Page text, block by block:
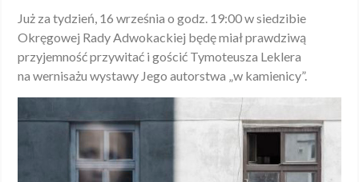
Już za tydzień, 16 września o godz. 19:00 w siedzibie
Okręgowej Rady Adwokackiej będę miał prawdziwą
przyjemność przywitać i gościć Tymoteusza Leklera
na wernisażu wystawy Jego autorstwa „w kamienicy”.